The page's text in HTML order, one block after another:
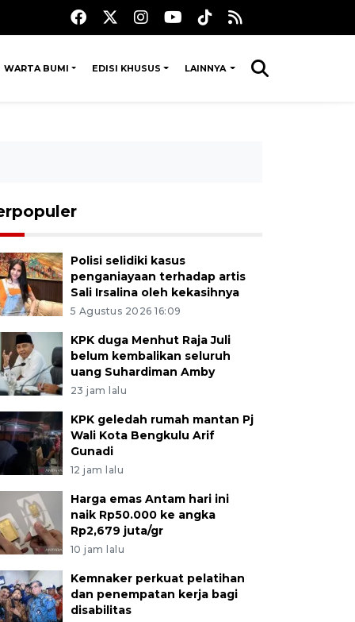
WARTA BUMI EDISI KHUSUS LAINNYA
Polisi selidiki kasus
penganiayaan terhadap artis
Sali Irsalina oleh kekasihnya
5 Agustus 2026 16:09
KPK duga Menhut Raja Juli
belum kembalikan seluruh
uang Suhardiman Amby
23 jam lalu
KPK geledah rumah mantan Pj
Wali Kota Bengkulu Arif
Gunadi
12 jam lalu
Harga emas Antam hari ini
naik Rp50.000 ke angka
Rp2,679 juta/gr
10 jam lalu
Kemnaker perkuat pelatihan
dan penempatan kerja bagi
disabilitas